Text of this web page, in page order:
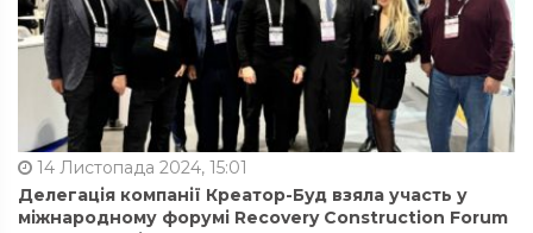
14 Листопада 2024, 15:01
Делегація компанії Креатор-Буд взяла участь у
міжнародному форумі Recovery Construction Forum